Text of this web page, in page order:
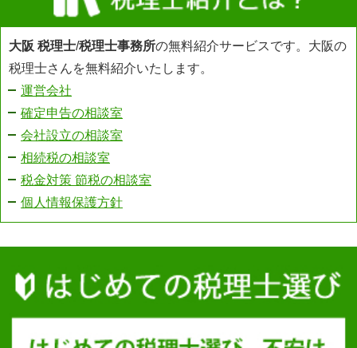
大阪 税理士/税理士事務所の無料紹介サービスです。大阪の
税理士さんを無料紹介いたします。
運営会社
確定申告の相談室
会社設立の相談室
相続税の相談室
税金対策 節税の相談室
個人情報保護方針